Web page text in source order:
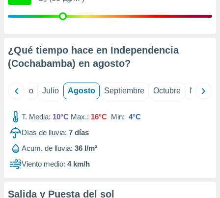
publicidad
publicidad
1199
¿Qué tiempo hace en Independencia
(Cochabamba) en agosto?
Junio Julio Agosto Septiembre Octubre
T. Media: 10°C Max.: 16°C Min: 4°C
Días de lluvia: 7 días
Acum. de lluvia: 36 l/m²
Viento medio: 4 km/h
Salida y Puesta del sol